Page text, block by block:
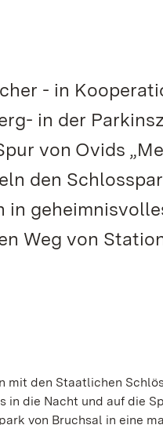
- in
in der
von Ovids
den
in
Weg von
mit den Staatlichen
die Nacht und auf die
von Bruchsal in eine